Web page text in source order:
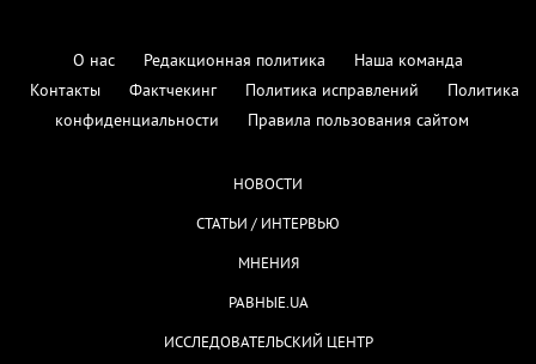
О нас Редакционная политика
Наша команда
Контакты
Фактчекинг Политика исправлений
Политика
конфиденциальности
Правила пользования сайтом
НОВОСТИ
СТАТЬИ / ИНТЕРВЬЮ
МНЕНИЯ
РАВНЫЕ.UA
ИССЛЕДОВАТЕЛЬСКИЙ ЦЕНТР